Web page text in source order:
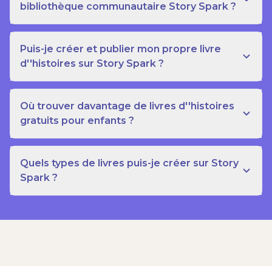
bibliothèque communautaire Story Spark ?
Puis-je créer et publier mon propre livre
d''histoires sur Story Spark ?
Où trouver davantage de livres d''histoires
gratuits pour enfants ?
Quels types de livres puis-je créer sur Story
Spark ?